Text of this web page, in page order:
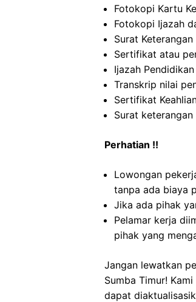
Fotokopi Kartu
Fotokopi Ijazah
Surat
Sertifikat atau
Ijazah
Transkrip nilai
Sertifikat
Surat keterangan
Perhatian !!
Lowongan
tanpa ada biaya
Jika ada pihak
Pelamar kerja
pihak yang
Jangan lewatkan
Sumba Timur!
dapat